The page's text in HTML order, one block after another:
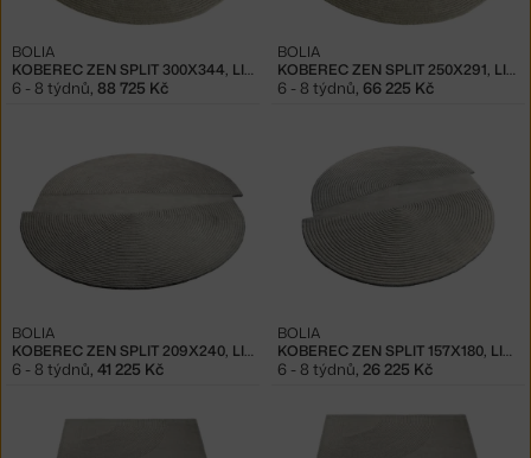
KOBEREC ZEN SPLIT 300X344, LIGHT GREY
BOLIA
6 - 8 týdnů, 88 725 Kč
KOBEREC ZEN SPLIT 250X291, LIGHT GREY
BOLIA
6 - 8 týdnů, 66 225 Kč
KOBEREC ZEN SPLIT 209X240, LIGHT GREY
BOLIA
6 - 8 týdnů 41 225 Kč
KOBEREC ZEN SPLIT 157X180, LIGHT GREY
BOLIA
6 - 8 týdnů 26 225 Kč